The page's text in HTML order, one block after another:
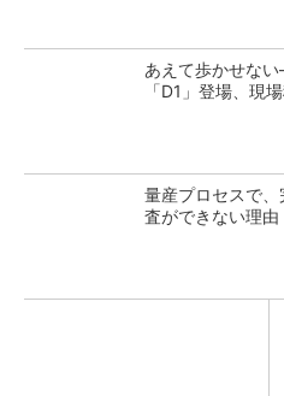
あえて歩かせな
「D1」登場、現
量産プロセスで
査ができない理由